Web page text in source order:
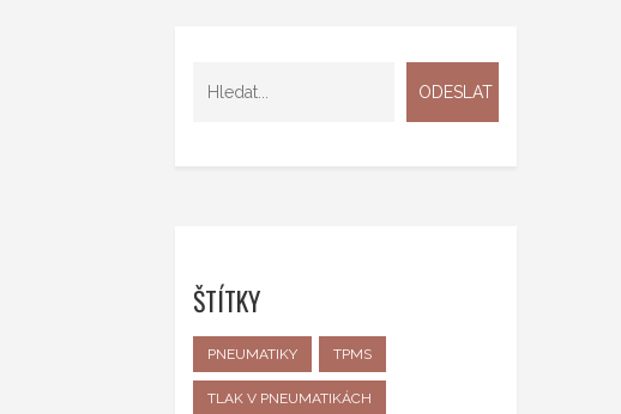
ŠTÍTKY
PNEUMATIKY TPMS
TLAK V PNEUMATIKÁCH